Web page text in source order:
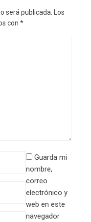
será publicada.
Los
con *
Guarda mi
nombre,
correo
electrónico y
web en este
navegador